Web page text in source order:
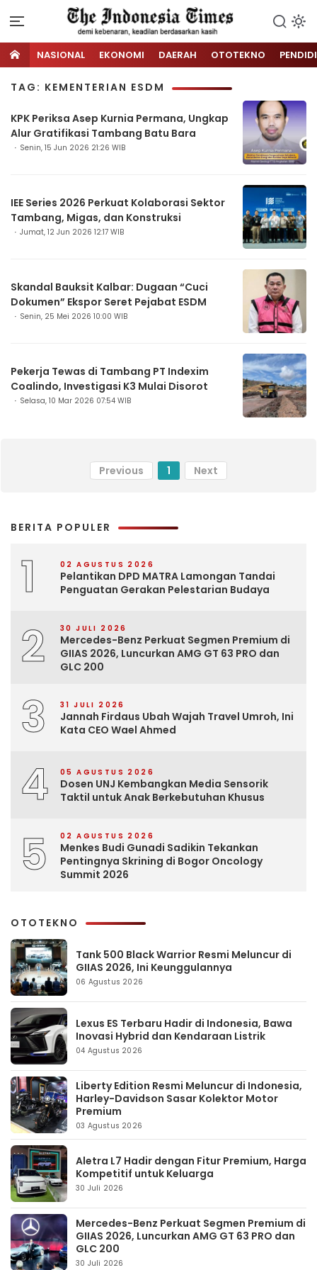
NASIONAL EKONOMI DAERAH OTOTEKNO
TAG: KEMENTERIAN ESDM
KPK Periksa Asep Kurnia Permana, Ungkap
Alur Gratifikasi Tambang Batu Bara
Senin, 15 Jun 2026 21:26 WIB
IEE Series 2026 Perkuat Kolaborasi Sektor
Tambang, Migas, dan Konstruksi
Jumat, 12 Jun 2026 12:17 WIB
Skandal Bauksit Kalbar: Dugaan “Cuci
Dokumen” Ekspor Seret Pejabat ESDM
Senin, 25 Mei 2026 10:00 WIB
Pekerja Tewas di Tambang PT Indexim
Coalindo, Investigasi K3 Mulai Disorot
Selasa, 10 Mar 2026 07:54 WIB
Previous 1 Next
BERITA POPULER
1 02 AGUSTUS 2026
Pelantikan DPD MATRA Lamongan Tandai
Penguatan Gerakan Pelestarian Budaya
2 30 JULI 2026
Mercedes-Benz Perkuat Segmen Premium di
GIIAS 2026, Luncurkan AMG GT 63 PRO dan
GLC 200
3 31 JULI 2026
Jannah Firdaus Ubah Wajah Travel Umroh, Ini
Kata CEO Wael Ahmed
4 05 AGUSTUS 2026
Dosen UNJ Kembangkan Media Sensorik
Taktil untuk Anak Berkebutuhan Khusus
5 02 AGUSTUS 2026
Menkes Budi Gunadi Sadikin Tekankan
Pentingnya Skrining di Bogor Oncology
Summit 2026
OTOTEKNO
Tank 500 Black Warrior Resmi Meluncur di
GIIAS 2026, Ini Keunggulannya
06 Agustus 2026
Lexus ES Terbaru Hadir di Indonesia, Bawa
Inovasi Hybrid dan Kendaraan Listrik
04 Agustus 2026
Liberty Edition Resmi Meluncur di Indonesia,
Harley-Davidson Sasar Kolektor Motor
Premium
03 Agustus 2026
Aletra L7 Hadir dengan Fitur Premium, Harga
Kompetitif untuk Keluarga
30 Juli 2026
Mercedes-Benz Perkuat Segmen Premium di
GIIAS 2026, Luncurkan AMG GT 63 PRO dan
GLC 200
30 Juli 2026